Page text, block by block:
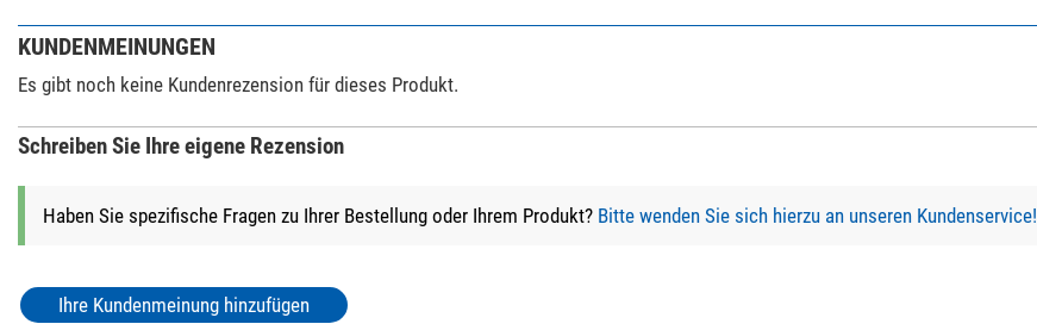
$ 620,-*
+ Weitere Zubehörprodukte in dieser Kategorie: 1
*
KUNDENMEINUNGEN
Es gibt noch keine Kundenrezension für dieses Produkt.
Schreiben Sie Ihre eigene Rezension
Haben Sie spezifische Fragen zu Ihrer Bestellung oder Ihrem Produkt? Bitte wenden Sie sich hierzu an unseren Kundenservice!
Ihre Kundenmeinung hinzufügen